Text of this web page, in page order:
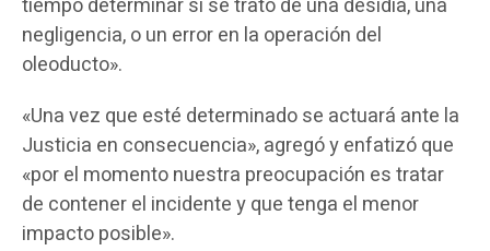
tiempo determinar si se trató de una desidia, una
negligencia, o un error en la operación del
oleoducto».
«Una vez que esté determinado se actuará ante la
Justicia en consecuencia», agregó y enfatizó que
«por el momento nuestra preocupación es tratar
de contener el incidente y que tenga el menor
impacto posible».